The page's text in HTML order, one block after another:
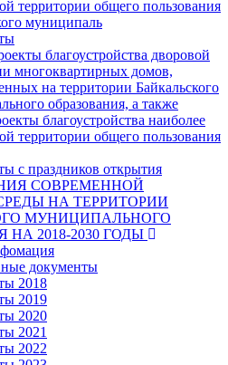
территории общего пользования
муниципаль
благоустройства дворовой
многоквартирных домов,
на территории Байкальского
образования, а также
благоустройства наиболее
территории общего пользования
с праздников открытия
СОВРЕМЕННОЙ
НА ТЕРРИТОРИИ
МУНИЦИПАЛЬНОГО
НА 2018-2030 ГОДЫ
документы
2018
2019
2020
2021
2022